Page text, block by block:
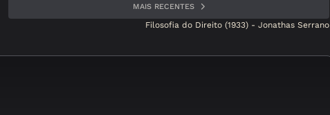
MAIS RECENTES
Filosofia do Direito (1933) - Jonathas Serrano